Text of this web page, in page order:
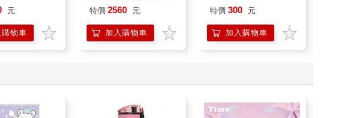
元
購物車
ED.5 條紋黑
特價 2560 元
加入購物車
特價 300 元
加入購物車